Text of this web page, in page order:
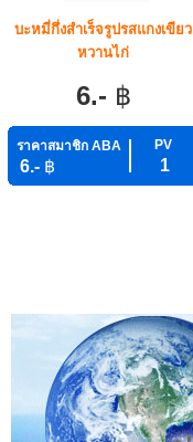
บะหมี่กึ่งสำเร็จรูปรสแกงเขียว
หวานไก่
6.- ฿
ราคาสมาชิก ABA PV
6.- ฿ 1